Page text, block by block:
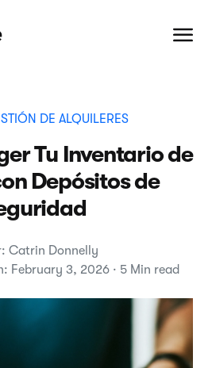
DE ALQUILERES
Tu Inventario de
Depósitos de
Catrin Donnelly
February 3, 2026 · 5 Min read